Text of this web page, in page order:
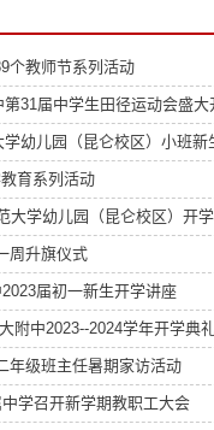
个教师节系列活动
31届中学生田径运动会盛大
幼儿园（昆仑校区）小班新
育系列活动
大学幼儿园（昆仑校区）开
周升旗仪式
届初一新生开学讲座
附中2023--2024学年开学典
级班主任暑期家访活动
学召开新学期教职工大会